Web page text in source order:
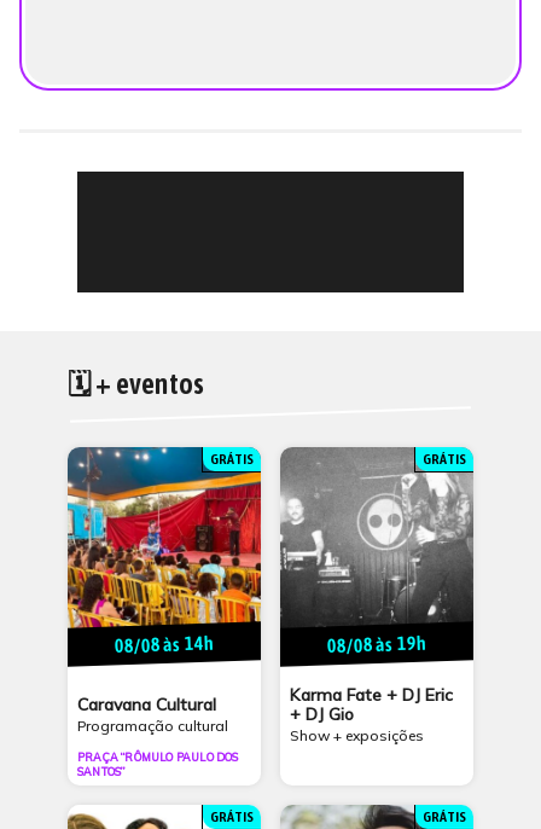
🗓 + eventos
GRÁTIS
08/08 às 14h
Caravana Cultural
Programação cultural
PRAÇA “RÔMULO PAULO DOS
SANTOS”
GRÁTIS
08/08 às 19h
Karma Fate + DJ Eric
+ DJ Gio
Show + exposições
GRÁTIS GRÁTIS